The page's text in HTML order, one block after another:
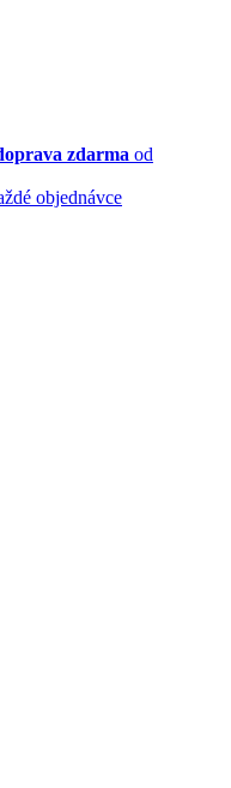
zdarma od
objednávce